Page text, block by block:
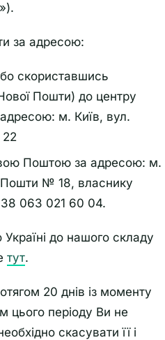
за адресою:
скориставшись
Пошти) до центру
м. Київ, вул.
22
Поштою за адресою: м.
Пошти № 18, власнику
063 021 60 04.
до нашого складу
тут.
20 днів із моменту
цього періоду Ви не
скасувати її і